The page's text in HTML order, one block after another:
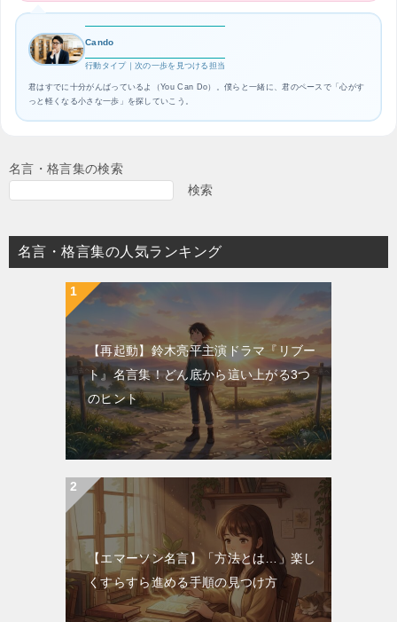
Cando
行動タイプ｜次の一歩を見つける担当
君はすでに十分がんばっているよ（You Can Do）。僕らと一緒に、君のペースで「心がす
っと軽くなる小さな一歩」を探していこう。
名言・格言集の検索
検索
名言・格言集の人気ランキング
【再起動】鈴木亮平主演ドラマ『リブー
ト』名言集！どん底から這い上がる3つ
のヒント
【エマーソン名言】「方法とは…」楽し
くすらすら進める手順の見つけ方